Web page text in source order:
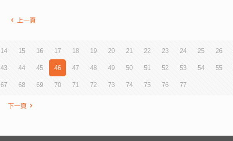
上一頁
14 15 16 17 18 19 20 21 22 23 24 25 26
43 44 45 46 47 48 49 50 51 52 53 54 55
67 68 69 70 71 72 73 74 75 76 77
下一頁